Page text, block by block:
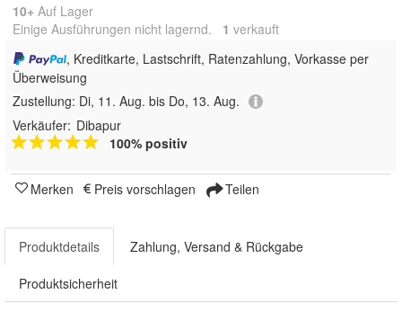
10+ Auf Lager
Einige Ausführungen nicht lagernd. 1 verkauft
, Kreditkarte, Lastschrift, Ratenzahlung, Vorkasse per
Überweisung
Zustellung: Di, 11. Aug. bis Do, 13. Aug.
Verkäufer: Dibapur
100% positiv
Merken Preis vorschlagen Teilen
Produktdetails Zahlung, Versand & Rückgabe
Produktsicherheit